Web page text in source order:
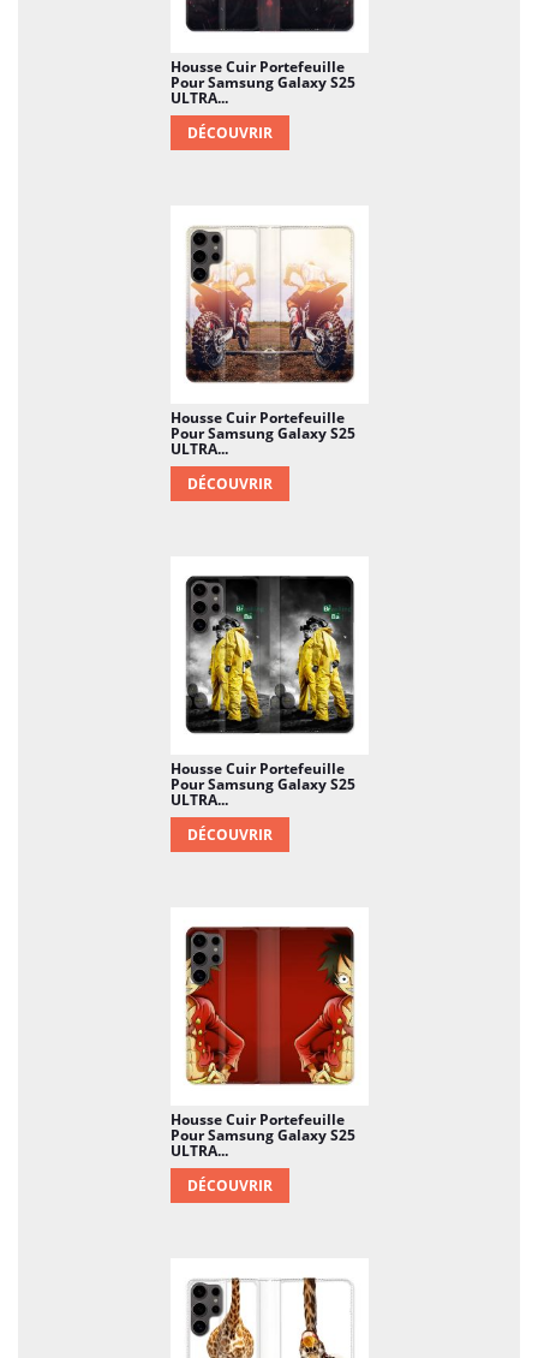
Housse Cuir Portefeuille
Pour Samsung Galaxy S25
ULTRA...
DÉCOUVRIR
Housse Cuir Portefeuille
Pour Samsung Galaxy S25
ULTRA...
DÉCOUVRIR
Housse Cuir Portefeuille
Pour Samsung Galaxy S25
ULTRA...
DÉCOUVRIR
Housse Cuir Portefeuille
Pour Samsung Galaxy S25
ULTRA...
DÉCOUVRIR